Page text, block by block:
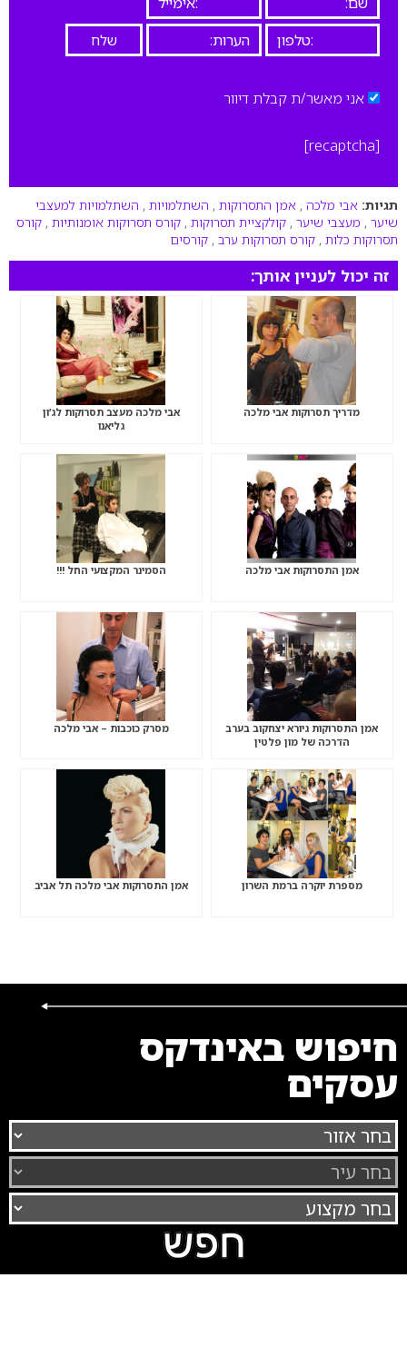
אני מאשר/ת קבלת דיוור
[recaptcha]
תגיות: אבי מלכה , אמן התסרוקות , השתלמויות , השתלמויות למעצבי
שיער , מעצבי שיער , קולקציית תסרוקות , קורס תסרוקות אומנותיות , קורס
תסרוקות כלות , קורס תסרוקות ערב , קורסים
זה יכול לעניין אותך:
מדריך תסרוקות אבי מלכה
אבי מלכה מעצב תסרוקות לג’ון
גליאנו
אמן התסרוקות אבי מלכה הסמינר המקצועי החל !!!
אמן התסרוקות גיורא יצחקוב בערב
הדרכה של מון פלטין
מסרק כוכבות – אבי מלכה
מספרת יוקרה ברמת השרון אמן התסרוקות אבי מלכה תל אביב
חיפוש באינדקס
עסקים